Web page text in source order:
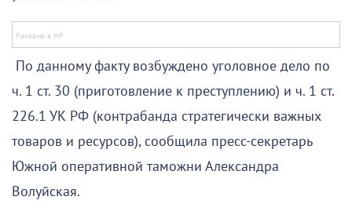
По данному факту возбуждено уголовное дело по
ч. 1 ст. 30 (приготовление к преступлению) и ч. 1 ст.
226.1 УК РФ (контрабанда стратегически важных
товаров и ресурсов), сообщила пресс-секретарь
Южной оперативной таможни Александра
Волуйская.